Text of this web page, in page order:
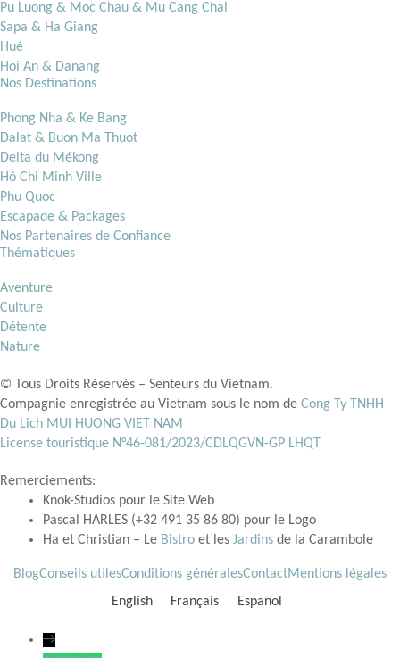
Pu Luong & Moc Chau & Mu Cang Chai
Sapa & Ha Giang
Hué
Hoi An & Danang
Nos Destinations
Phong Nha & Ke Bang
Dalat & Buon Ma Thuot
Delta du Mékong
Hô Chi Minh Ville
Phu Quoc
Escapade & Packages
Nos Partenaires de Confiance
Thématiques
Aventure
Culture
Détente
Nature
© Tous Droits Réservés – Senteurs du Vietnam.
Compagnie enregistrée au Vietnam sous le nom de Cong Ty TNHH
Du Lich MUI HUONG VIET NAM
License touristique N°46-081/2023/CDLQGVN-GP LHQT
Remerciements:
Knok-Studios pour le Site Web
Pascal HARLES (+32 491 35 86 80) pour le Logo
Ha et Christian – Le Bistro et les Jardins de la Carambole
BlogConseils utilesConditions généralesContactMentions légales
English
Français Español
→